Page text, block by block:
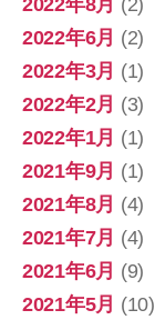
2022年6月 (2)
2022年3月 (1)
2022年2月 (3)
2022年1月 (1)
2021年9月 (1)
2021年8月 (4)
2021年7月 (4)
2021年6月 (9)
2021年5月 (10)